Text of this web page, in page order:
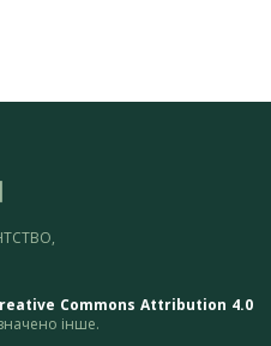
Commons Attribution 4.0
інше.